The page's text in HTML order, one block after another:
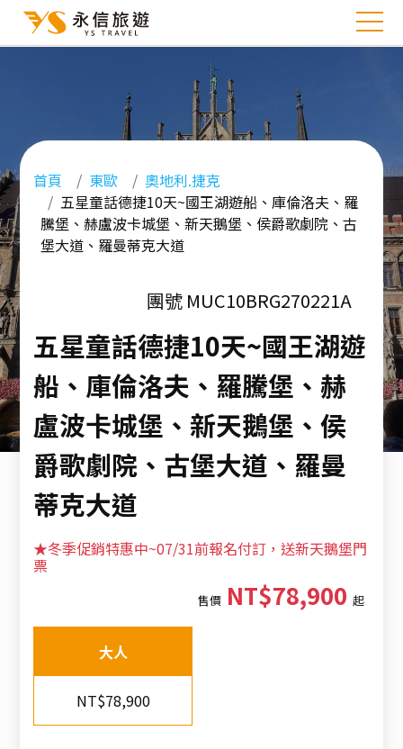
首頁 東歐
奧地利.捷克
五星童話德捷10天~國王湖遊船、庫倫洛夫、羅
騰堡、赫盧波卡城堡、新天鵝堡、侯爵歌劇院、古
堡大道、羅曼蒂克大道
團號 MUC10BRG270221A
五星童話德捷10天~國王湖遊
船、庫倫洛夫、羅騰堡、赫
盧波卡城堡、新天鵝堡、侯
爵歌劇院、古堡大道、羅曼
蒂克大道
★冬季促銷特惠中~07/31前報名付訂，送新天鵝堡門
票
售價NT$78,900 起
大人
NT$78,900